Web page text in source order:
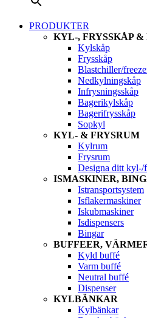
PRODUKTER
KYL-, FRYSSKÅP
Kylskåp
Frysskåp
Blastchiller/
Nedkylningskåp
Infrysningsskåp
Bagerikylskåp
Bagerifrysskåp
Sopkyl
KYL- & FRYSRUM
Kylrum
Frysrum
Designa ditt kyl-/
ISMASKINER,
Istransportsystem
Isflakermaskiner
Iskubmaskiner
Isdispensers
Bingar
BUFFEER,
Kyld buffé
Varm buffé
Neutral buffé
Dispenser
KYLBÄNKAR
Kylbänkar